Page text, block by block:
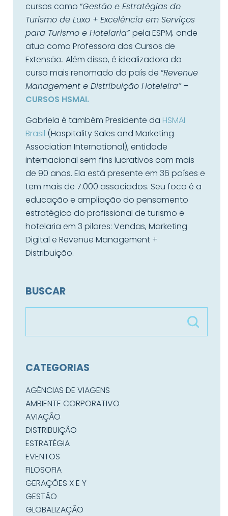
cursos como “Gestão e Estratégias do
Turismo de Luxo + Excelência em Serviços
para Turismo e Hotelaria”pela ESPM, onde
atua como Professora dos Cursos de
Extensão. Além disso, é idealizadora do
curso mais renomado do país de “Revenue
Management e Distribuição Hoteleira”–
CURSOS HSMAI.
Gabriela é também Presidente da HSMAI
Brasil (Hospitality Sales and Marketing
Association International), entidade
internacional sem fins lucrativos com mais
de 90 anos. Ela está presente em 36 países e
tem mais de 7.000 associados. Seu foco é a
educação e ampliação do pensamento
estratégico do profissional de turismo e
hotelaria em 3 pilares: Vendas, Marketing
Digital e Revenue Management +
Distribuição.
BUSCAR
CATEGORIAS
AGÊNCIAS DE VIAGENS
AMBIENTE CORPORATIVO
AVIAÇÃO
DISTRIBUIÇÃO
ESTRATÉGIA
EVENTOS
FILOSOFIA
GERAÇÕES X E Y
GESTÃO
GLOBALIZAÇÃO